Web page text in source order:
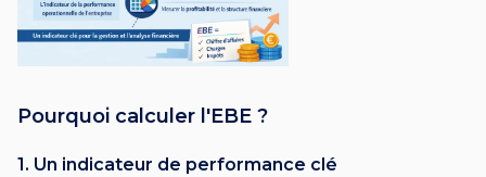
Pourquoi calculer l'EBE ?
1. Un indicateur de performance clé